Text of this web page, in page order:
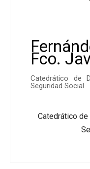
Fco.
Catedrático de
Seguridad Social
Catedrático de